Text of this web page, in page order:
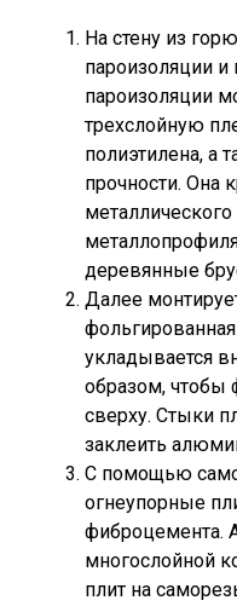
На стену из
пароизоляции и
пароизоляции
трехслойную
полиэтилена, а
прочности. Она
деревянные
Далее
укладывается
образом, чтобы
сверху. Стыки
заклеить
С помощью
огнеупорные
фиброцемента.
многослойной
плит на